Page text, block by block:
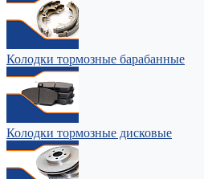
Колодки тормозные барабанные
Колодки тормозные дисковые